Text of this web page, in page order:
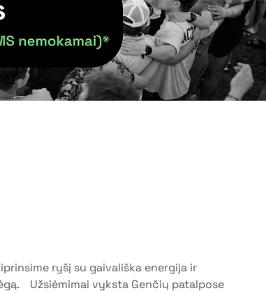
ryšį su gaivališka energija ir
Užsiėmimai vyksta Genčių patalpose